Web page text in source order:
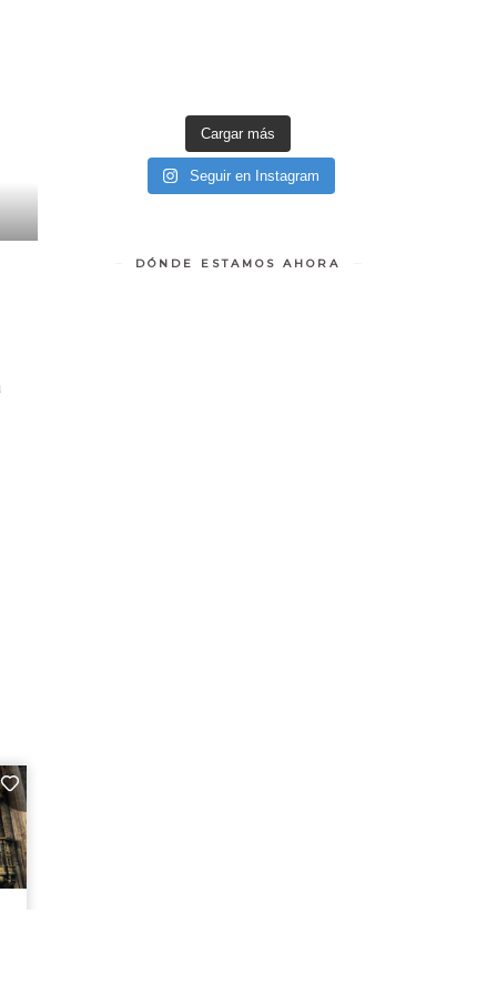
Cargar más
Seguir en Instagram
DÓNDE ESTAMOS AHORA